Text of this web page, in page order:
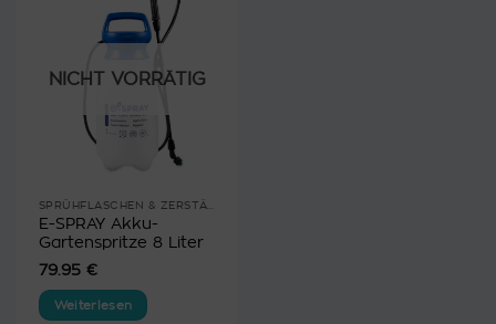
NICHT VORRÄTIG
SPRÜHFLASCHEN & ZERSTÄUBER
E-SPRAY Akku-
Gartenspritze 8 Liter
79.95 €
Weiterlesen